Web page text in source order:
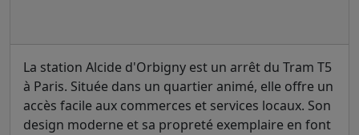
La station Alcide d'Orbigny est un arrêt du Tram T5
à Paris. Située dans un quartier animé, elle offre un
accès facile aux commerces et services locaux. Son
design moderne et sa propreté exemplaire en font